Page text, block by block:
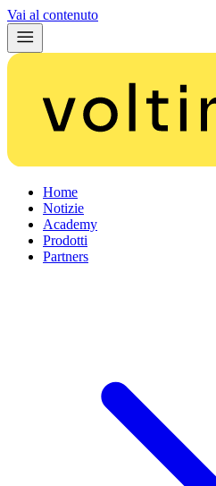
Vai al contenuto
Home
Notizie
Academy
Prodotti
Partners